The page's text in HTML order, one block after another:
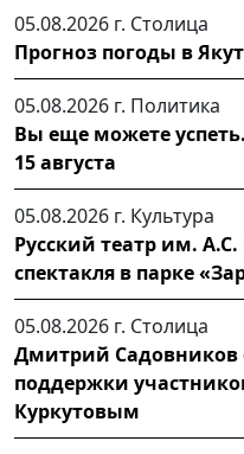
05.08.2026 г. Столица
Прогноз погоды в
05.08.2026 г. Политика
Вы еще можете
15 августа
05.08.2026 г. Культура
Русский театр им.
спектакля в парке
05.08.2026 г. Столица
Дмитрий Садовников
поддержки
Куркутовым